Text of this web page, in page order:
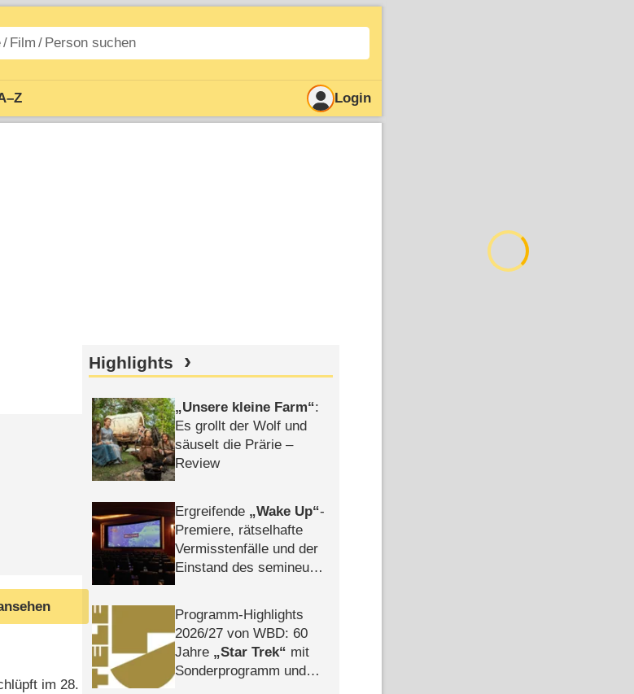
Login
im 28.
Highlights
Unsere kleine Farm :
Es grollt der Wolf und
säuselt die Prärie –
Review
Ergreifende Wake Up -
Premiere, rätselhafte
Vermisstenfälle und der
Einstand des semineuen
Programm-Highlights
2026/​27 von WBD: 60
Jahre
Star Trek
mit
Sonderprogramm und